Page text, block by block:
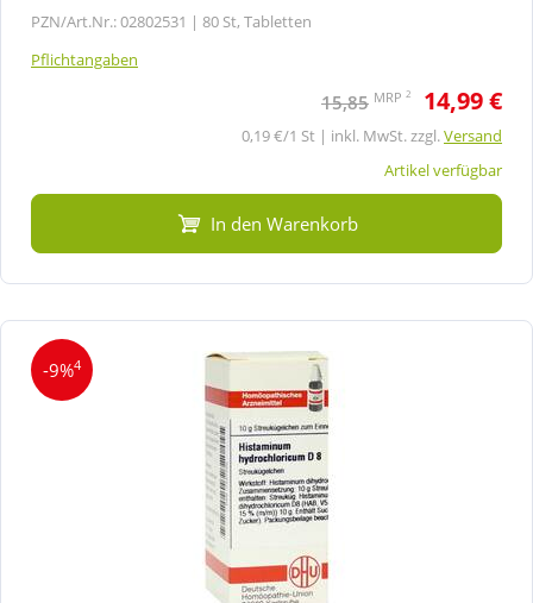
PZN/Art.Nr.: 02802531 | 80 St, Tabletten
Pflichtangaben
15,85 MRP 2 14,99 €
0,19 €/1 St | inkl. MwSt. zzgl.Versand
Artikel verfügbar
In den Warenkorb
-9%4